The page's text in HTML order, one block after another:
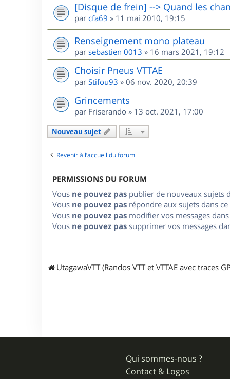
[Disque de frein] --> Quand les
par cfa69 » 11 mai 2010, 19:15
Renseignement mono plateau
par sebastien 0013 » 16 mars 2021, 19:12
Choisir Pneus VTTAE
par Stifou93 » 06 nov. 2020, 20:39
Grincements
par Friserando » 13 oct. 2021, 17:00
Nouveau sujet
Revenir à l’accueil du forum
PERMISSIONS DU FORUM
Vous ne pouvez pas publier de nouveaux sujets
Vous ne pouvez pas répondre aux sujets dans
Vous ne pouvez pas modifier vos messages
Vous ne pouvez pas supprimer vos messages
UtagawaVTT (Randos VTT et VTTAE avec traces
Qui sommes-nous ?
Contact & Logos